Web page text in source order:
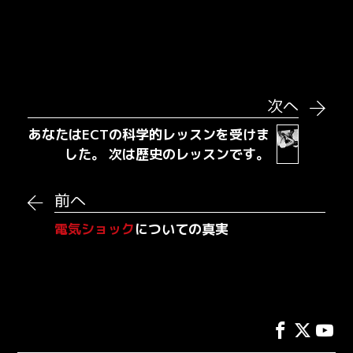
前へ
電気ショックについての真実
次へ
あなたはECTの科学的レッスンを受けま
した。 次は歴史のレッスンです。